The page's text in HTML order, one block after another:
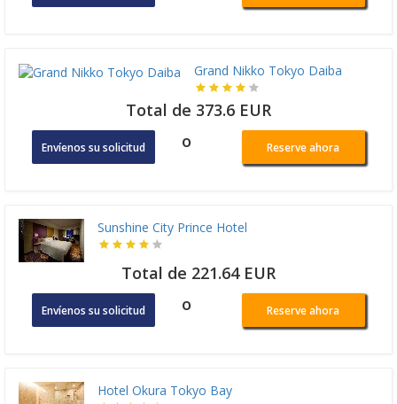
Grand Nikko Tokyo Daiba
Total de 373.6 EUR
Envíenos su solicitud o Reserve ahora
Sunshine City Prince Hotel
Total de 221.64 EUR
Envíenos su solicitud o Reserve ahora
Hotel Okura Tokyo Bay